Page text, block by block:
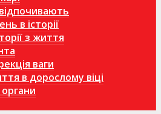
відпочивають
в історії
з життя
ваги
в дорослому віці